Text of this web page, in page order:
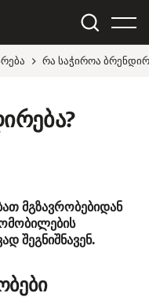
რა საჭიროა
მგზავრობებიდან
შეგნიშნავენ.